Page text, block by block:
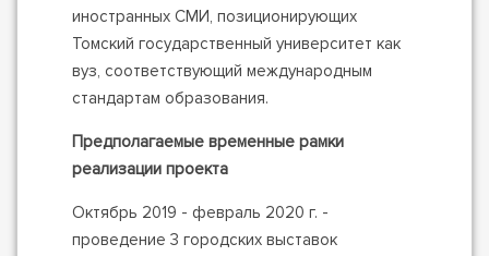
иностранных СМИ, позиционирующих
Томский государственный университет как
вуз, соответствующий международным
стандартам образования.
Предполагаемые временные рамки
реализации проекта
Октябрь 2019 - февраль 2020 г. -
проведение 3 городских выставок